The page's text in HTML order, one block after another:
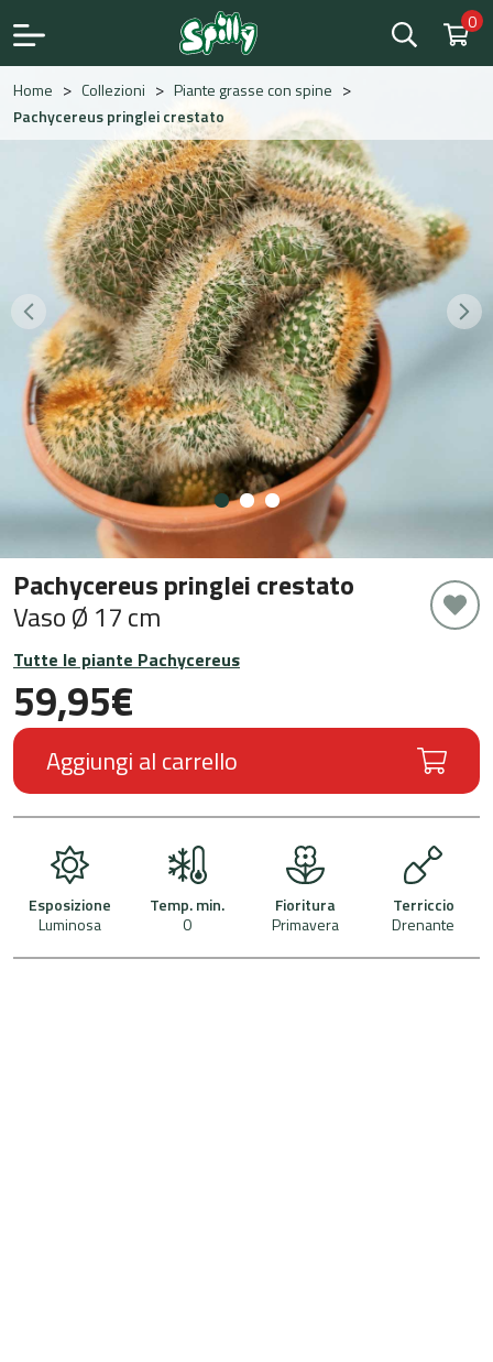
0
Home > Collezioni > Piante grasse con spine >
Pachycereus pringlei crestato
Pachycereus pringlei crestato
Vaso Ø 17 cm
Tutte le piante Pachycereus
59,95€
Aggiungi al carrello
Esposizione
Luminosa
Temp. min.
0
Fioritura
Primavera
Terriccio
Drenante